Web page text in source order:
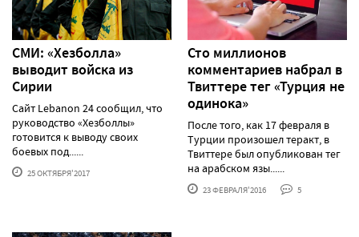
СМИ: «Хезболла»
выводит войска из
Сирии
Сайт Lebanon 24 сообщил, что
руководство «Хезболлы»
готовится к выводу своих
боевых под......
25 ОКТЯБРЯ'2017
Сто миллионов
комментариев набрал в
Твиттере тег «Турция не
одинока»
После того, как 17 февраля в
Турции произошел теракт, в
Твиттере был опубликован тег
на арабском язы......
23 ФЕВРАЛЯ'2016 5